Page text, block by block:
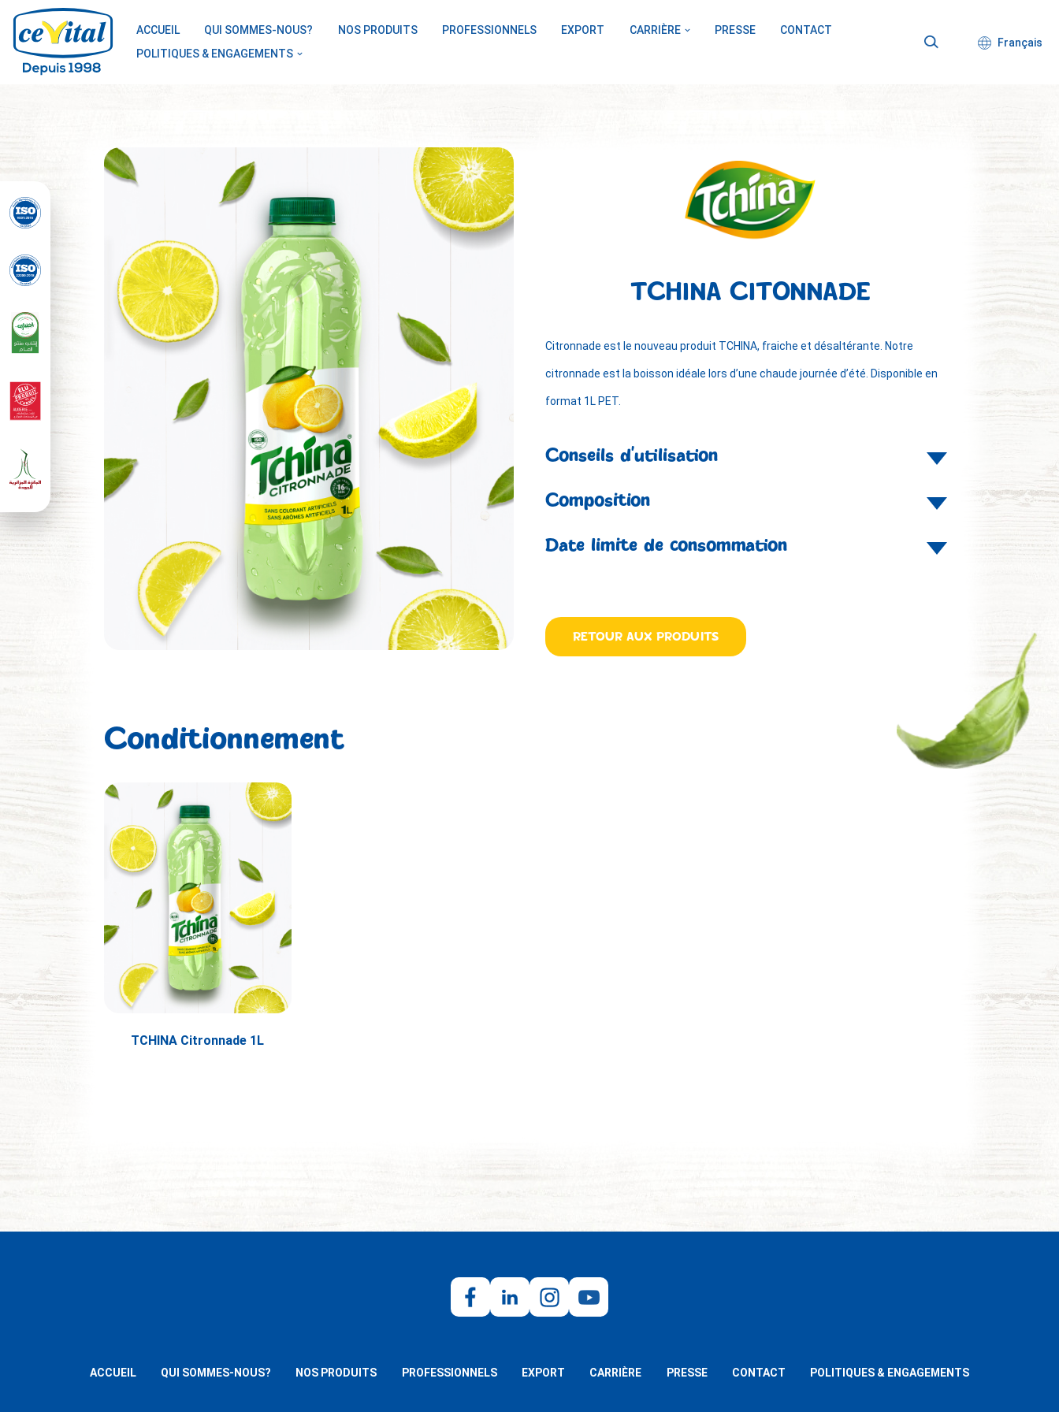
Aller
au
ACCUEIL QUI SOMMES-NOUS? NOS PRODUITS PROFESSIONNELS EXPORT CARRIÈRE PRESSE
CONTACT
POLITIQUES & ENGAGEMENTS
Français
TCHINA CITONNADE
Citronnade est le nouveau produit TCHINA, fraiche et désaltérante. Notre
citronnade est la boisson idéale lors d’une chaude journée d’été. Disponible en
format 1L PET.
Conseils d’utilisation
Composition
Date limite de consommation
RETOUR AUX PRODUITS
Conditionnement
TCHINA Citronnade 1L
ACCUEIL QUI SOMMES-NOUS? NOS PRODUITS PROFESSIONNELS EXPORT CARRIÈRE PRESSE CONTACT POLITIQUES & ENGAGEMENTS